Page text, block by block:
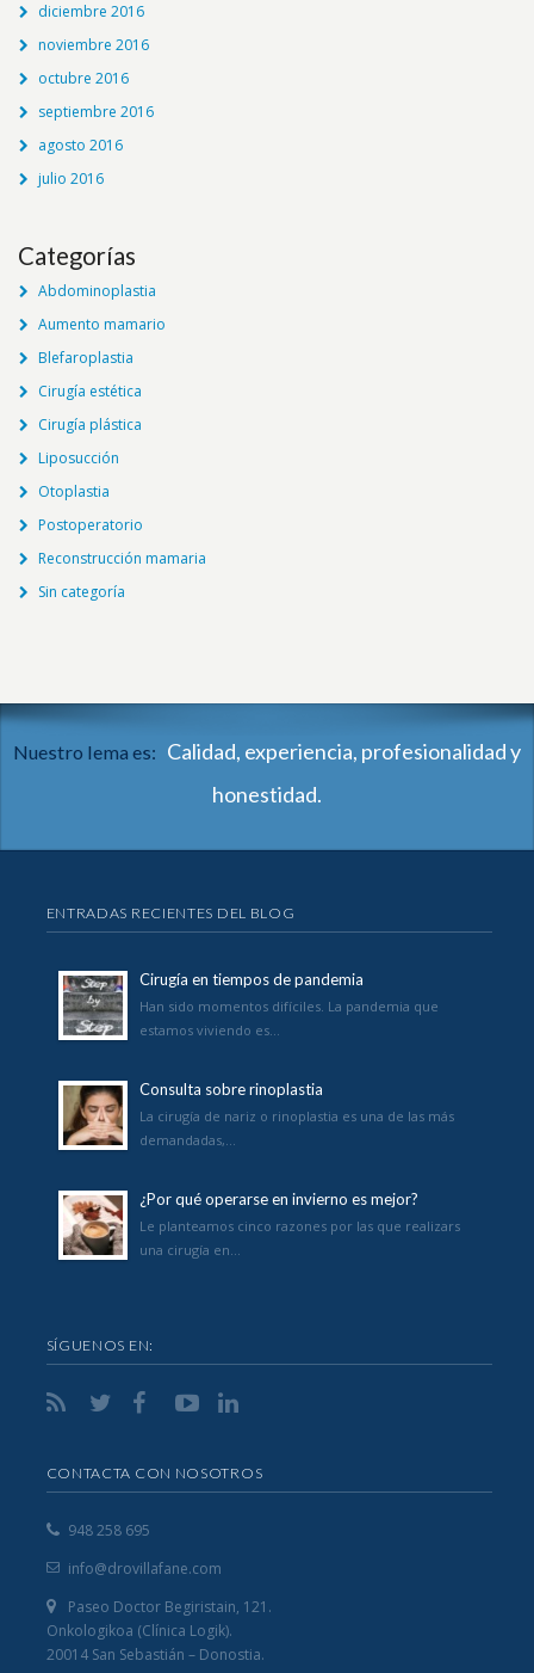
diciembre 2016
noviembre 2016
octubre 2016
septiembre 2016
agosto 2016
julio 2016
Categorías
Abdominoplastia
Aumento mamario
Blefaroplastia
Cirugía estética
Cirugía plástica
Liposucción
Otoplastia
Postoperatorio
Reconstrucción mamaria
Sin categoría
Nuestro lema es: Calidad, experiencia, profesionalidad y
honestidad.
ENTRADAS RECIENTES DEL BLOG
Cirugía en tiempos de pandemia
Han sido momentos difíciles. La pandemia que
estamos viviendo es…
Consulta sobre rinoplastia
La cirugía de nariz o rinoplastia es una de las más
demandadas,…
¿Por qué operarse en invierno es mejor?
Le planteamos cinco razones por las que realizars
una cirugía en…
SÍGUENOS EN:
CONTACTA CON NOSOTROS
948 258 695
info@drovillafane.com
Paseo Doctor Begiristain, 121.
Onkologikoa (Clínica Logik).
20014 San Sebastián – Donostia.